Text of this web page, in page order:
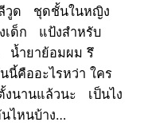
วูด ชุดชั้นในหญิง
ด็ก แป้งสำหรับ
น้ำยาย้อมผม รึ
นี้คืออะไรหว่า ใคร
นานแล้วนะ เป็นไง
ไหนบ้าง…